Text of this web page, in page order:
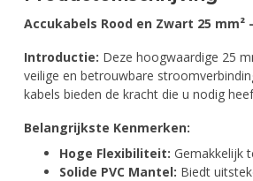
Accukabels Rood en Zwart 25 mm²
Introductie: Deze hoogwaardige 25
veilige en betrouwbare
kabels bieden de kracht die u nodig
Belangrijkste Kenmerken:
Hoge Flexibiliteit: Gemakkelijk
Solide PVC Mantel: Biedt